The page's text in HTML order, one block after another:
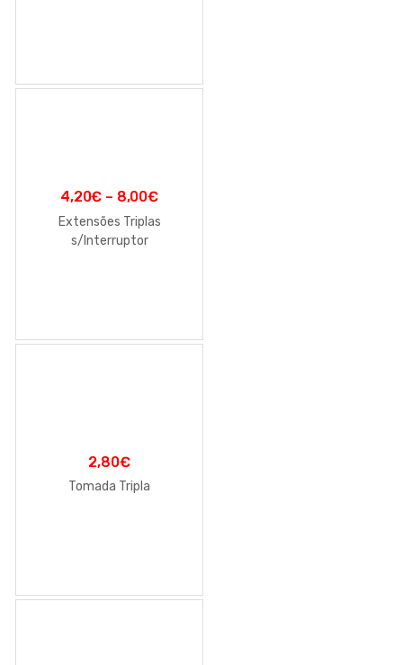
4,20€ – 8,00€
Extensões Triplas
s/Interruptor
2,80€
Tomada Tripla